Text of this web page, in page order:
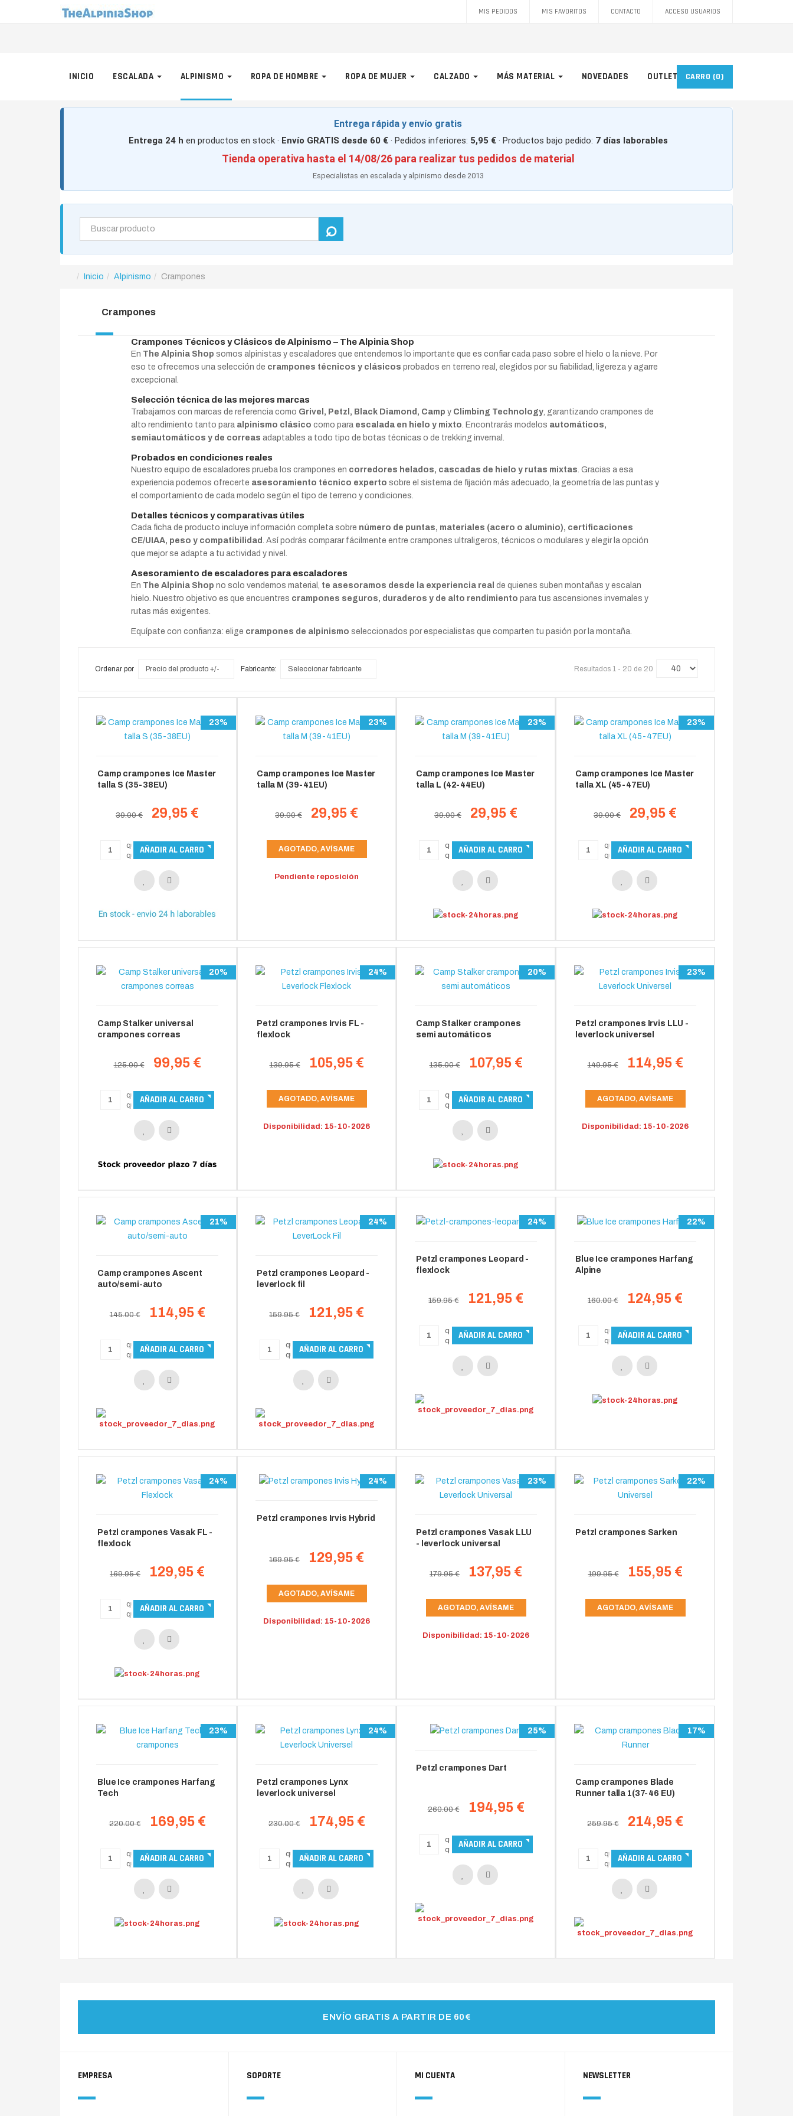
MIS PEDIDOS MIS FAVORITOS CONTACTO ACCESO USUARIOS
INICIO ESCALADA ALPINISMO ROPA DE HOMBRE ROPA DE MUJER CALZADO MÁS MATERIAL NOVEDADES OUTLET CARRO (0)
Entrega rápida y envío gratis
Entrega 24 h en productos en stock · Envío GRATIS desde 60 €· Pedidos inferiores: 5,95 €· Productos bajo pedido: 7 días laborables
Tienda operativa hasta el 14/08/26 para realizar tus pedidos de material
Especialistas en escalada y alpinismo desde 2013
Inicio Alpinismo Crampones
Crampones
Crampones Técnicos y Clásicos de Alpinismo – The Alpinia Shop
En The Alpinia Shop somos alpinistas y escaladores que entendemos lo importante que es confiar cada paso sobre el hielo o la nieve. Por
eso te ofrecemos una selección de crampones técnicos y clásicos probados en terreno real, elegidos por su fiabilidad, ligereza y agarre
excepcional.
Selección técnica de las mejores marcas
Trabajamos con marcas de referencia como Grivel, Petzl, Black Diamond, Camp y Climbing Technology, garantizando crampones de
alto rendimiento tanto para alpinismo clásico como para escalada en hielo y mixto. Encontrarás modelos automáticos,
semiautomáticos y de correas adaptables a todo tipo de botas técnicas o de trekking invernal.
Probados en condiciones reales
Nuestro equipo de escaladores prueba los crampones en corredores helados, cascadas de hielo y rutas mixtas. Gracias a esa
experiencia podemos ofrecerte asesoramiento técnico experto sobre el sistema de fijación más adecuado, la geometría de las puntas y
el comportamiento de cada modelo según el tipo de terreno y condiciones.
Detalles técnicos y comparativas útiles
Cada ficha de producto incluye información completa sobre número de puntas, materiales (acero o aluminio), certificaciones
CE/UIAA, peso y compatibilidad. Así podrás comparar fácilmente entre crampones ultraligeros, técnicos o modulares y elegir la opción
que mejor se adapte a tu actividad y nivel.
Asesoramiento de escaladores para escaladores
En The Alpinia Shop no solo vendemos material, te asesoramos desde la experiencia real de quienes suben montañas y escalan
hielo. Nuestro objetivo es que encuentres crampones seguros, duraderos y de alto rendimiento para tus ascensiones invernales y
rutas más exigentes.
Equípate con confianza: elige crampones de alpinismo seleccionados por especialistas que comparten tu pasión por la montaña.
Ordenar por Precio del producto +/- Fabricante: Seleccionar fabricante Resultados 1 - 20 de 20
23%
Camp crampones Ice Master
talla S (35-38EU)
39.00 € 29,95 €
23%
Camp crampones Ice Master
talla M (39-41EU)
39.00 € 29,95 €
AGOTADO, AVÍSAME
Pendiente reposición
23%
Camp crampones Ice Master
talla L (42-44EU)
39.00 € 29,95 €
23%
Camp crampones Ice Master
talla XL (45-47EU)
39.00 € 29,95 €
20%
Camp Stalker universal
crampones correas
125.00 € 99,95 €
24%
Petzl crampones Irvis FL -
flexlock
139.95 € 105,95 €
AGOTADO, AVÍSAME
Disponibilidad: 15-10-2026
20%
Camp Stalker crampones
semi automáticos
135.00 € 107,95 €
23%
Petzl crampones Irvis LLU -
leverlock universel
149.95 € 114,95 €
AGOTADO, AVÍSAME
Disponibilidad: 15-10-2026
21%
Camp crampones Ascent
auto/semi-auto
145.00 € 114,95 €
24%
Petzl crampones Leopard -
leverlock fil
159.95 € 121,95 €
24%
Petzl crampones Leopard -
flexlock
159.95 € 121,95 €
22%
Blue Ice crampones Harfang
Alpine
160.00 € 124,95 €
24%
Petzl crampones Vasak FL -
flexlock
169.95 € 129,95 €
24%
Petzl crampones Irvis Hybrid
169.95 € 129,95 €
AGOTADO, AVÍSAME
Disponibilidad: 15-10-2026
23%
Petzl crampones Vasak LLU
- leverlock universal
179.95 € 137,95 €
AGOTADO, AVÍSAME
Disponibilidad: 15-10-2026
22%
Petzl crampones Sarken
199.95 € 155,95 €
AGOTADO, AVÍSAME
23%
Blue Ice crampones Harfang
Tech
220.00 € 169,95 €
24%
Petzl crampones Lynx
leverlock universel
230.00 € 174,95 €
25%
Petzl crampones Dart
260.00 € 194,95 €
17%
Camp crampones Blade
Runner talla 1(37-46 EU)
259.95 € 214,95 €
ENVÍO GRATIS A PARTIR DE 60€
EMPRESA SOPORTE MI CUENTA NEWSLETTER